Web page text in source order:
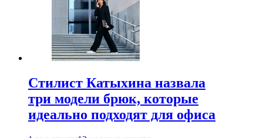
Стилист Катыхина назвала
три модели брюк, которые
идеально подходят для офиса